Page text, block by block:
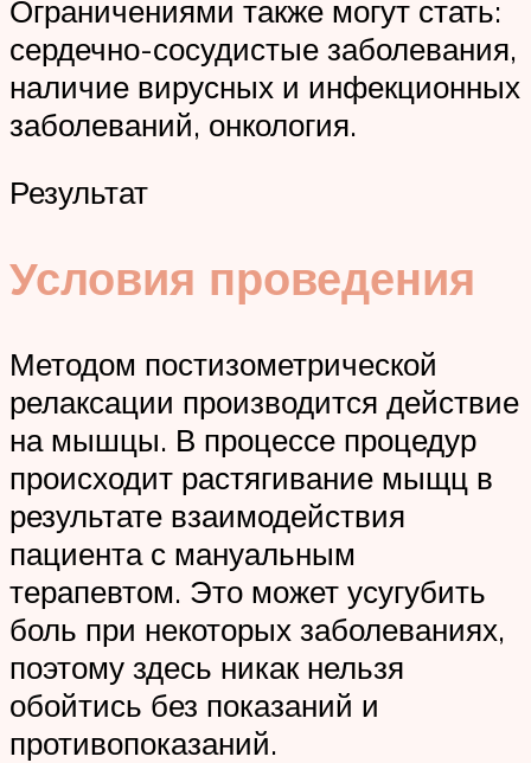
Ограничениями также могут стать:
сердечно-сосудистые заболевания,
наличие вирусных и инфекционных
заболеваний, онкология.
Результат
Условия проведения
Методом постизометрической
релаксации производится действие
на мышцы. В процессе процедур
происходит растягивание мыщц в
результате взаимодействия
пациента с мануальным
терапевтом. Это может усугубить
боль при некоторых заболеваниях,
поэтому здесь никак нельзя
обойтись без показаний и
противопоказаний.